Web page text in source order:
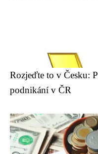
Rozjeďte to v Česku:
podnikání v ČR